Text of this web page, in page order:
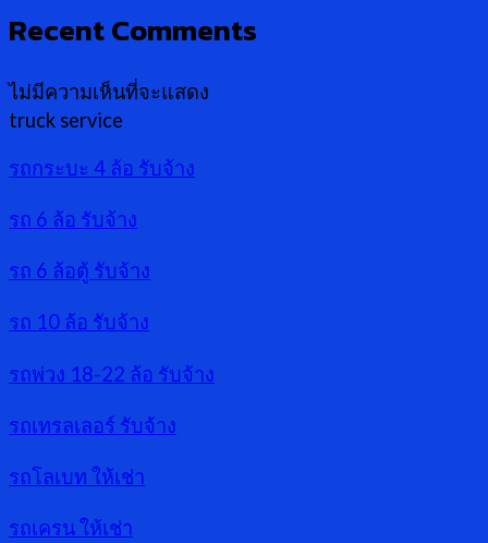
Recent Comments
ไม่มีความเห็นที่จะแสดง
truck service
รถกระบะ 4 ล้อ รับจ้าง
รถ 6 ล้อ รับจ้าง
รถ 6 ล้อตู้ รับจ้าง
รถ 10 ล้อ รับจ้าง
รถพ่วง 18-22 ล้อ รับจ้าง
รถเทรลเลอร์ รับจ้าง
รถโลเบท ให้เช่า
รถเครน ให้เช่า